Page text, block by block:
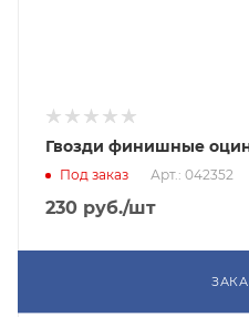
Гвозди финишные
Под заказ Арт.: 042352
230 руб./шт